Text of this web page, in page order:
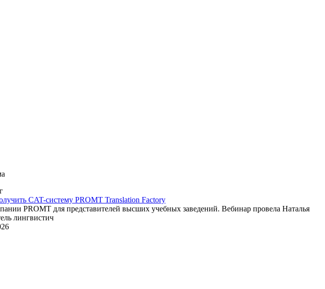
CAT-систему PROMT Translation Factory
PROMT для представителей высших учебных заведений. Вебинар провела Наталья
лингвистич